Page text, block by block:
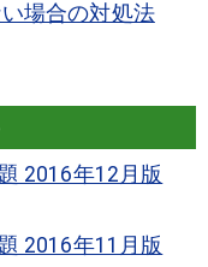
場合の対処法
2016年12月版
2016年11月版